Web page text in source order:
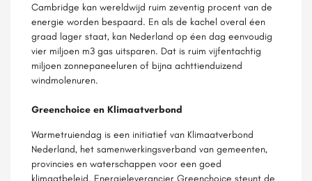
Cambridge kan wereldwijd ruim zeventig procent van de
energie worden bespaard. En als de kachel overal éen
graad lager staat, kan Nederland op éen dag eenvoudig
vier miljoen m3 gas uitsparen. Dat is ruim vijfentachtig
miljoen zonnepaneeluren of bijna achttienduizend
windmolenuren.
Greenchoice en Klimaatverbond
Warmetruiendag is een initiatief van Klimaatverbond
Nederland, het samenwerkingsverband van gemeenten,
provincies en waterschappen voor een goed
klimaatbeleid. Energieleverancier Greenchoice steunt de